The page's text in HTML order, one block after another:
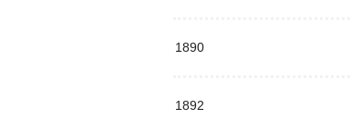
1890
1892